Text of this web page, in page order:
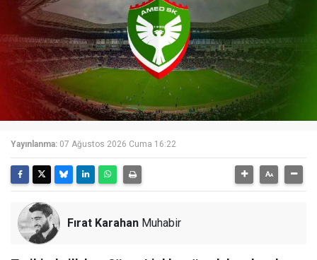
Yayınlanma: 07 Ağustos 2026 Cuma 16:22
Fırat Karahan Muhabir